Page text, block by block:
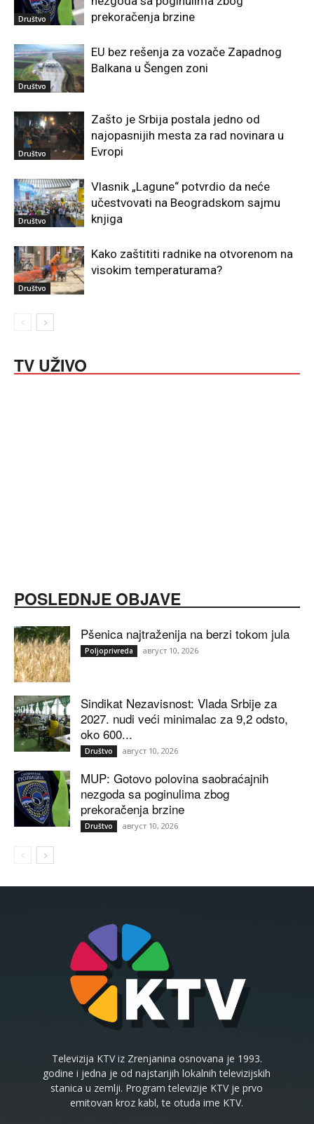
Društvo
prekoračenja brzine
Društvo
EU bez rešenja za vozače Zapadnog
Balkana u Šengen zoni
Društvo
Zašto je Srbija postala jedno od
najopasnijih mesta za rad novinara u
Evropi
Društvo
Vlasnik „Lagune“ potvrdio da neće
učestvovati na Beogradskom sajmu
knjiga
Društvo
Kako zaštititi radnike na otvorenom na
visokim temperaturama?
TV UŽIVO
POSLEDNJE OBJAVE
Pšenica najtraženija na berzi tokom jula
Poljoprivreda август 10, 2026
Sindikat Nezavisnost: Vlada Srbije za
2027. nudi veći minimalac za 9,2 odsto,
oko 600...
Društvo август 10, 2026
MUP: Gotovo polovina saobraćajnih
nezgoda sa poginulima zbog
prekoračenja brzine
Društvo август 10, 2026
Televizija KTV iz Zrenjanina osnovana je 1993.
godine i jedna je od najstarijih lokalnih televizijskih
stanica u zemlji. Program televizije KTV je prvo
emitovan kroz kabl, te otuda ime KTV.